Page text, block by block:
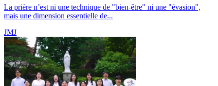
La prière n’est ni une technique de "bien-être" ni une "évasion",
mais une dimension essentielle de...
JMJ